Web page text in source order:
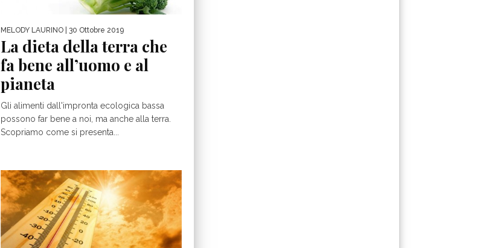
MELODY LAURINO | 30 Ottobre 2019
La dieta della terra che
fa bene all’uomo e al
pianeta
Gli alimenti dall'impronta ecologica bassa
possono far bene a noi, ma anche alla terra.
Scopriamo come si presenta...